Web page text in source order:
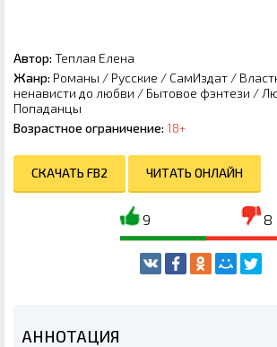
Автор: Теплая Елена
Жанр: Романы / Русские / СамИздат /
ненависти до любви / Бытовое фэнтези /
Попаданцы
Возрастное ограничение: 18+
СКАЧАТЬ FB2 ЧИТАТЬ ОНЛАЙН
9 8
АННОТАЦИЯ